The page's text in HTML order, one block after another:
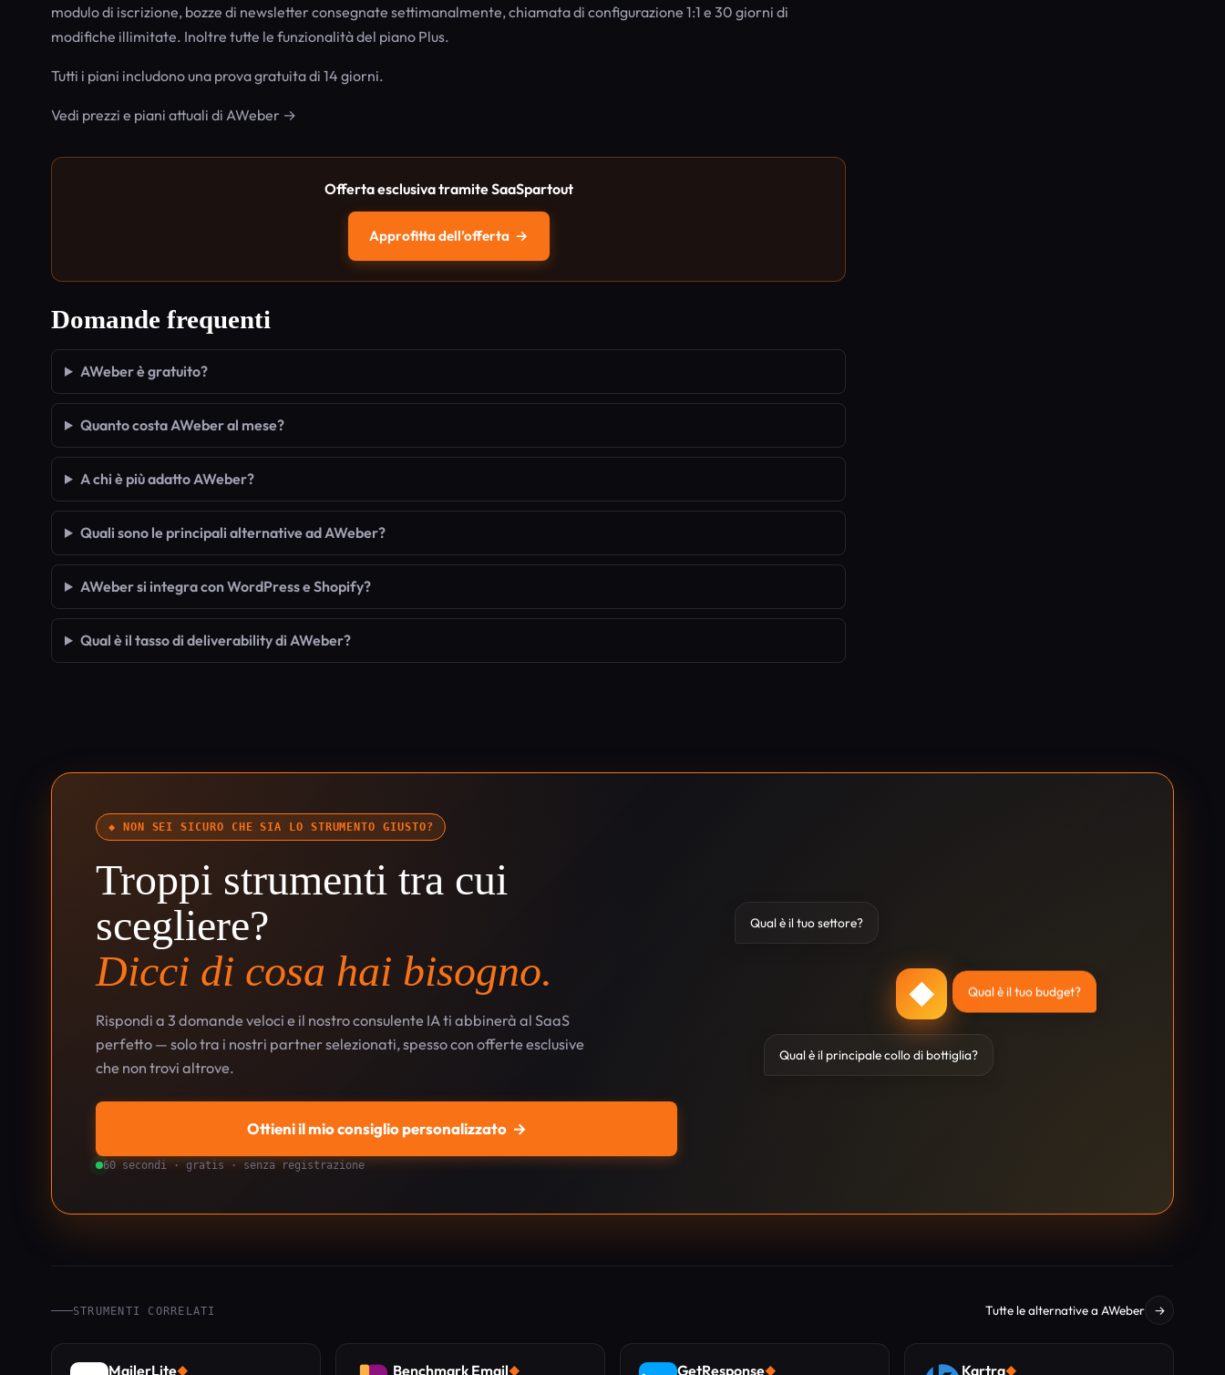
modulo di iscrizione, bozze di newsletter consegnate settimanalmente, chiamata di configurazione 1:1 e 30 giorni di
modifiche illimitate. Inoltre tutte le funzionalità del piano Plus.
Tutti i piani includono una prova gratuita di 14 giorni.
Vedi prezzi e piani attuali di AWeber →
Offerta esclusiva tramite SaaSpartout
Approfitta dell’offerta →
Domande frequenti
AWeber è gratuito?
Quanto costa AWeber al mese?
A chi è più adatto AWeber?
Quali sono le principali alternative ad AWeber?
AWeber si integra con WordPress e Shopify?
Qual è il tasso di deliverability di AWeber?
◆ NON SEI SICURO CHE SIA LO STRUMENTO GIUSTO?
Troppi strumenti tra cui
scegliere?
Dicci di cosa hai bisogno.
Rispondi a 3 domande veloci e il nostro consulente IA ti abbinerà al SaaS
perfetto — solo tra i nostri partner selezionati, spesso con offerte esclusive
che non trovi altrove.
Ottieni il mio consiglio personalizzato →
60 secondi · gratis · senza registrazione
Qual è il tuo settore?
Qual è il tuo budget?
Qual è il principale collo di bottiglia?
◆
STRUMENTI CORRELATI Tutte le alternative a AWeber →
MailerLite◆ Benchmark Email◆ GetResponse◆ Kartra◆